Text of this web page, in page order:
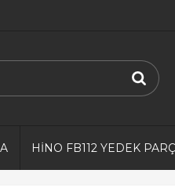
HİNO FB112 YEDEK